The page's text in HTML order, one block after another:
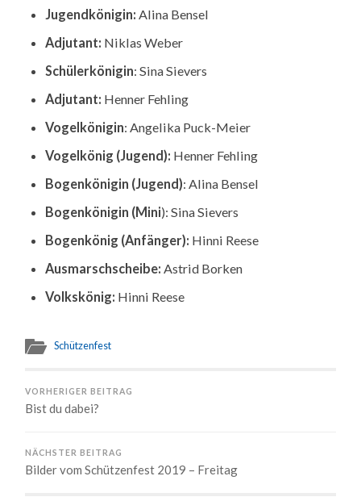
Jugendkönigin: Alina Bensel
Adjutant: Niklas Weber
Schülerkönigin: Sina Sievers
Adjutant: Henner Fehling
Vogelkönigin: Angelika Puck-Meier
Vogelkönig (Jugend): Henner Fehling
Bogenkönigin (Jugend): Alina Bensel
Bogenkönigin (Mini): Sina Sievers
Bogenkönig (Anfänger): Hinni Reese
Ausmarschscheibe: Astrid Borken
Volkskönig: Hinni Reese
Schützenfest
VORHERIGER BEITRAG
Bist du dabei?
NÄCHSTER BEITRAG
Bilder vom Schützenfest 2019 – Freitag